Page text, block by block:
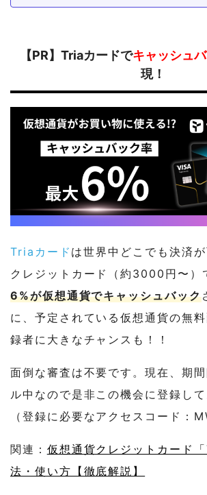
【PR】Triaカードでキャッシュ
現！
Triaカード は世界中どこでも決済
クレジットカード（約3000円〜）
6%が仮想通貨でキャッシュバック
に、予定されている仮想通貨の無
録者に大きなチャンスも！！
面倒な審査は不要です。現在、期
ル中なので是非この機会に登録して
（登録に必要なアクセスコード：
関連： 仮想通貨クレジットカード
法・使い方【徹底解説】